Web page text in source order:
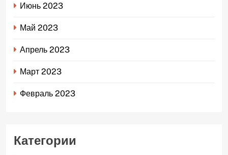
Июнь 2023
Май 2023
Апрель 2023
Март 2023
Февраль 2023
Категории